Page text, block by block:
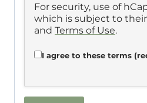
For security, use of
which is subject to their
and Terms of Use.
I agree to these terms